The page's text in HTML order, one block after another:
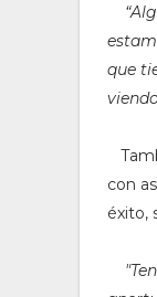
que
con
éxito,
"T